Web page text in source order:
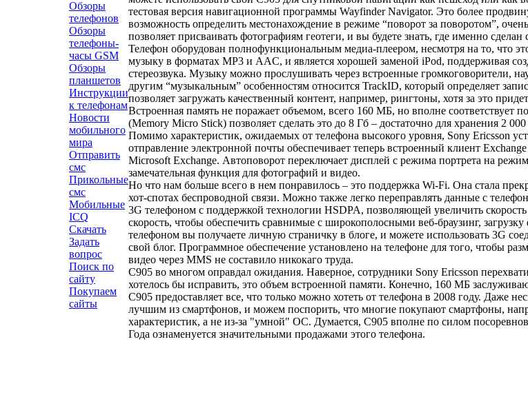
Обзоры
телефонов
Обзоры
телефоны-
часы GSM
Обзоры
планшетов
Инструкции
к телефонам
Новости
мобильного
мира
Отправить
смс
Прикольные
смс
Мобильные
ICQ
Скачать
Задать
вопрос
Поиск по
сайту
Покупаем
сайты
тестовая версия навигационной программы Wayfinder Navigator. Это более
возможность определить местонахождение в режиме “поворот за поворотом”,
позволяет присваивать фотографиям геотеги, и вы будете знать, где именно сделан
Телефон оборудован полнофункциональным медиа-плеером, несмотря на то, что
музыку в форматах MP3 и AAC, и является хорошей заменой iPod, поддерживая
стереозвука. Музыку можно прослушивать через встроенные громкоговорители,
другим “музыкальным” особенностям относится TrackID, который определяет
позволяет загружать качественный контент, например, рингтоны, хотя за это
Встроенная память не поражает объемом, всего 160 МБ, но вполне соответствует
(Memory Micro Stick) позволяет сделать это до 8 Гб – достаточно для хранения 2
Помимо характеристик, ожидаемых от телефона высокого уровня, Sony Ericsson
отправление электронной почты обеспечивает теперь встроенный клиент
Microsoft Exchange. Автоповорот переключает дисплей с режима портрета на
замечательная функция для фотографий и видео.
Но что нам больше всего в нем понравилось – это поддержка Wi-Fi. Она стала
хот-спотах беспроводной связи. Можно также легко переправлять данные с
3G телефоном с поддержкой технологии HSDPA, позволяющей увеличить
скорость, чтобы обеспечить сравнимые с широкополосными веб-браузинг,
телефоном вы получаете личную страничку в блоге, и можете использовать 3G
свой блог. Программное обеспечение установлено на телефоне для того, чтобы
видео через MMS не составило никокаго труда.
C905 во многом оправдал ожидания. Наверное, сотрудники Sony Ericsson
хотелось бы исправить, это объем встроенной памяти. Конечно, 160 MБ
C905 предоставляет все, что только можно хотеть от телефона в 2008 году. Даже
лучшим из смартфонов, и можем поспорить, что многие покупают смартфоны,
характеристик, а не из-за "умной" ОС. Думается, C905 вполне по силом
Года ознаменуется значительными продажами этого телефона.